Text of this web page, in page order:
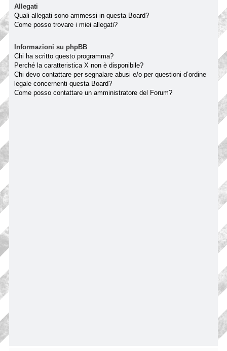
Allegati
Quali allegati sono ammessi in questa Board?
Come posso trovare i miei allegati?
Informazioni su phpBB
Chi ha scritto questo programma?
Perché la caratteristica X non è disponibile?
Chi devo contattare per segnalare abusi e/o per questioni d’ordine
legale concernenti questa Board?
Come posso contattare un amministratore del Forum?